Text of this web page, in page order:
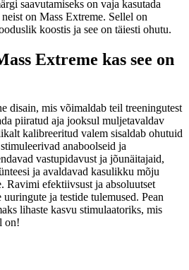
saavutamiseks on vaja kasutada
on Mass Extreme. Sellel on
koostis ja see on täiesti ohutu.
Extreme kas see on
disain, mis võimaldab teil treeningutest
piiratud aja jooksul muljetavaldav
kalibreeritud valem sisaldab ohutuid
anaboolseid ja
vastupidavust ja jõunäitajaid,
ja avaldavad kasulikku mõju
Ravimi efektiivsust ja absoluutset
ja testide tulemused. Pean
lihaste kasvu stimulaatoriks, mis
on!